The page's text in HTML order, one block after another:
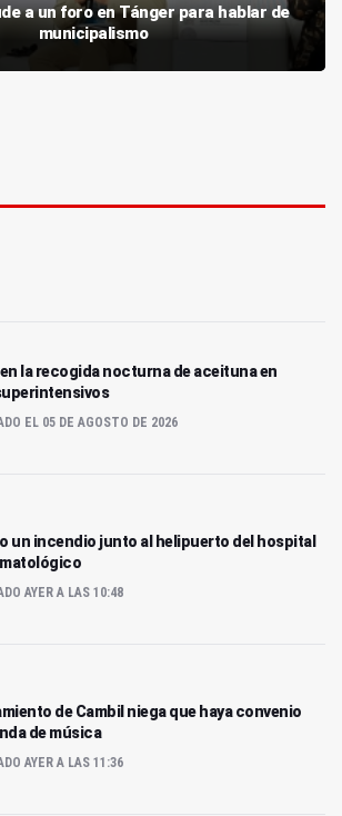
a un foro en Tánger para hablar de
municipalismo
la recogida nocturna de aceituna en
EL 05 DE AGOSTO DE 2026
un incendio junto al helipuerto del hospital
AYER A LAS 10:48
de Cambil niega que haya convenio
de música
AYER A LAS 11:36